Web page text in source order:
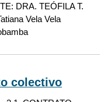
DRA. TEÓFILA T.
Vela Vela
colectivo